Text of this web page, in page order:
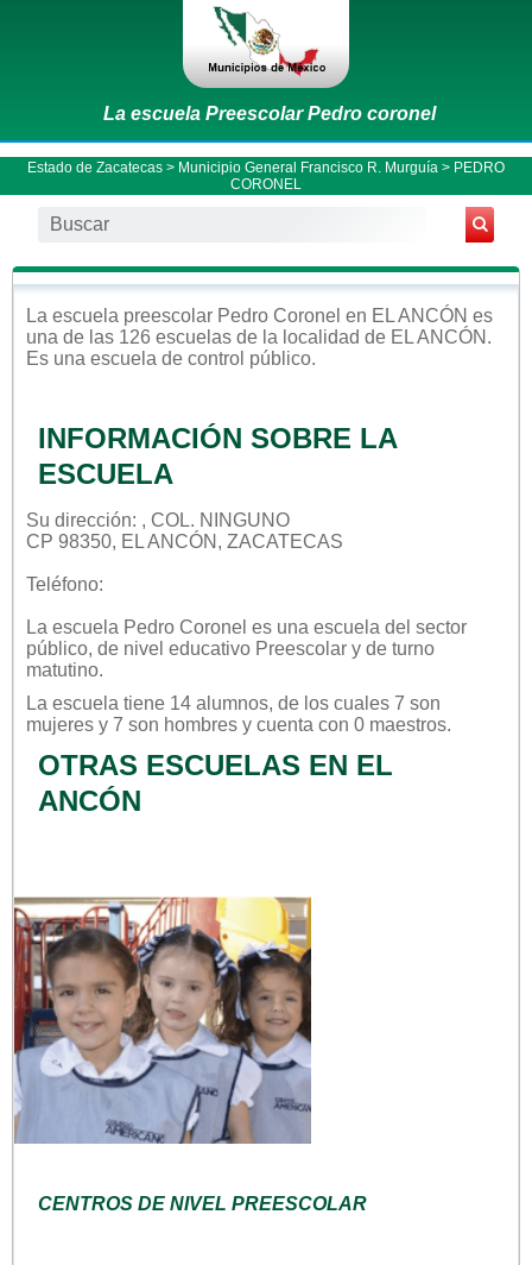
La escuela Preescolar Pedro coronel
Estado de Zacatecas > Municipio General Francisco R. Murguía > PEDRO
CORONEL
La escuela preescolar Pedro Coronel en EL ANCÓN es
una de las 126 escuelas de la localidad de EL ANCÓN .
Es una escuela de control público.
INFORMACIÓN SOBRE LA
ESCUELA
Su dirección: , COL. NINGUNO
CP 98350, EL ANCÓN, ZACATECAS
Teléfono:
La escuela Pedro Coronel es una escuela del sector
público, de nivel educativo Preescolar y de turno
matutino.
La escuela tiene 14 alumnos, de los cuales 7 son
mujeres y 7 son hombres y cuenta con 0 maestros.
OTRAS ESCUELAS EN EL
ANCÓN
CENTROS DE NIVEL PREESCOLAR